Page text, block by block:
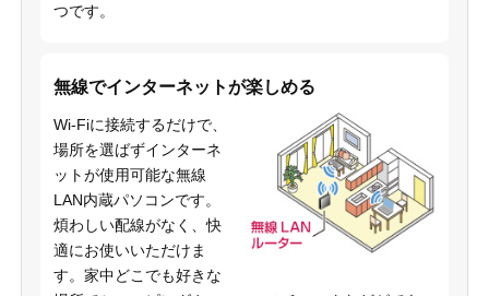
つです。
無線でインターネットが楽しめる
Wi-Fiに接続するだけで、
場所を選ばずインターネ
ットが使用可能な無線
LAN内蔵パソコンです。
煩わしい配線がなく、快
適にお使いいただけま
す。家中どこでも好きな